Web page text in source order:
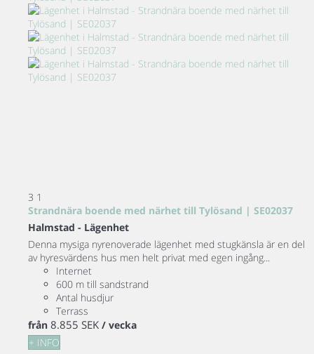
3 1
Strandnära boende med närhet till Tylösand | SE02037
Halmstad - Lägenhet
Denna mysiga nyrenoverade lägenhet med stugkänsla är en del
av hyresvärdens hus men helt privat med egen ingång...
Internet
600 m till sandstrand
Antal husdjur
Terrass
från 8.855 SEK / vecka
+ INFO